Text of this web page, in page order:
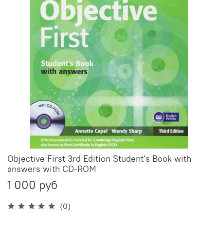
(0)
Objective First 3rd Edition Student's Book with
answers with CD-ROM
1 000 руб